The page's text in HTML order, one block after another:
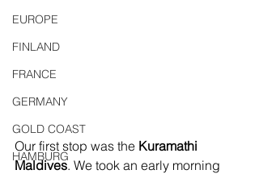
EUROPE
FINLAND
FRANCE
GERMANY
GOLD COAST
HAMBURG
Our first stop was the Kuramathi
Maldives. We took an early morning